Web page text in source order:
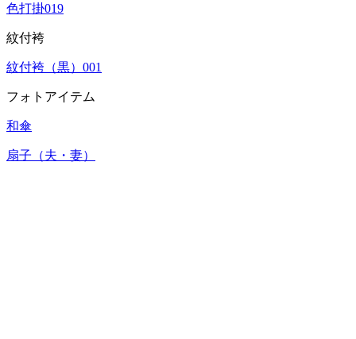
色打掛019
紋付袴
紋付袴（黒）001
フォトアイテム
和傘
扇子（夫・妻）